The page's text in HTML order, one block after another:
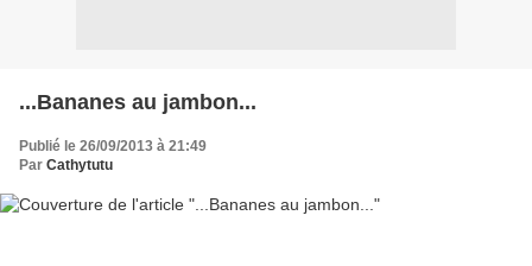
...Bananes au jambon...
Publié le 26/09/2013 à 21:49
Par Cathytutu